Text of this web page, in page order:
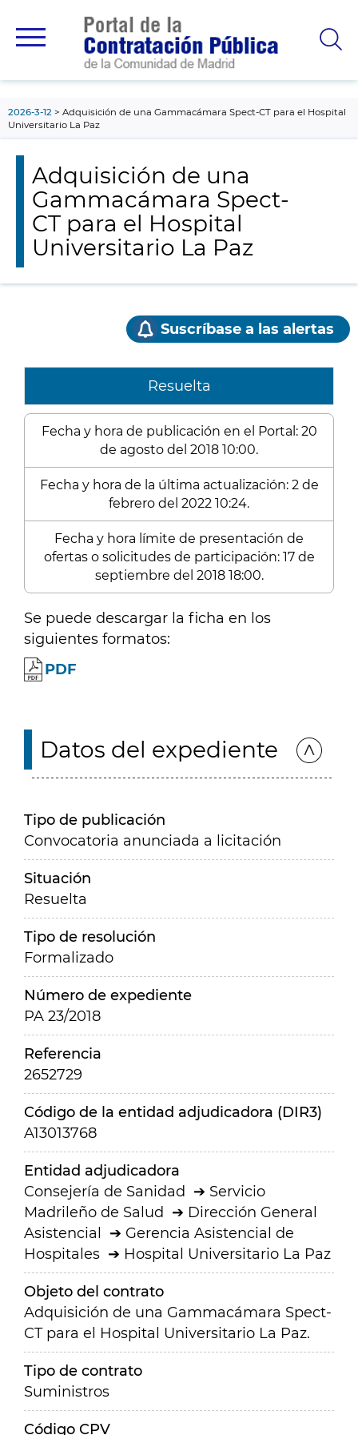
principal
2026-3-12
Adquisición de una Gammacámara Spect-CT para el Hospital
Universitario La Paz
Adquisición de una
Gammacámara Spect-
CT para el Hospital
Universitario La Paz
Suscríbase a las alertas
Resuelta
Fecha y hora de publicación en el Portal: 20
de agosto del 2018 10:00.
Fecha y hora de la última actualización: 2 de
febrero del 2022 10:24.
Fecha y hora límite de presentación de
ofertas o solicitudes de participación: 17 de
septiembre del 2018 18:00.
Se puede descargar la ficha en los
siguientes formatos:
PDF
Datos del expediente
Tipo de publicación
Convocatoria anunciada a licitación
Situación
Resuelta
Tipo de resolución
Formalizado
Número de expediente
PA 23/2018
Referencia
2652729
Código de la entidad adjudicadora (DIR3)
A13013768
Entidad adjudicadora
Consejería de Sanidad
Servicio
Madrileño de Salud
Dirección General
Asistencial
Gerencia Asistencial de
Hospitales
Hospital Universitario La Paz
Objeto del contrato
Adquisición de una Gammacámara Spect-
CT para el Hospital Universitario La Paz.
Tipo de contrato
Suministros
Código CPV